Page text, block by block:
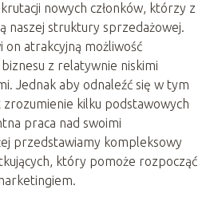
nowych członków, którzy z
naszej struktury sprzedażowej.
on atrakcyjną możliwość
z relatywnie niskimi
Jednak aby odnaleźć się w tym
zrozumienie kilku podstawowych
praca nad swoimi
przedstawiamy kompleksowy
który pomoże rozpocząć